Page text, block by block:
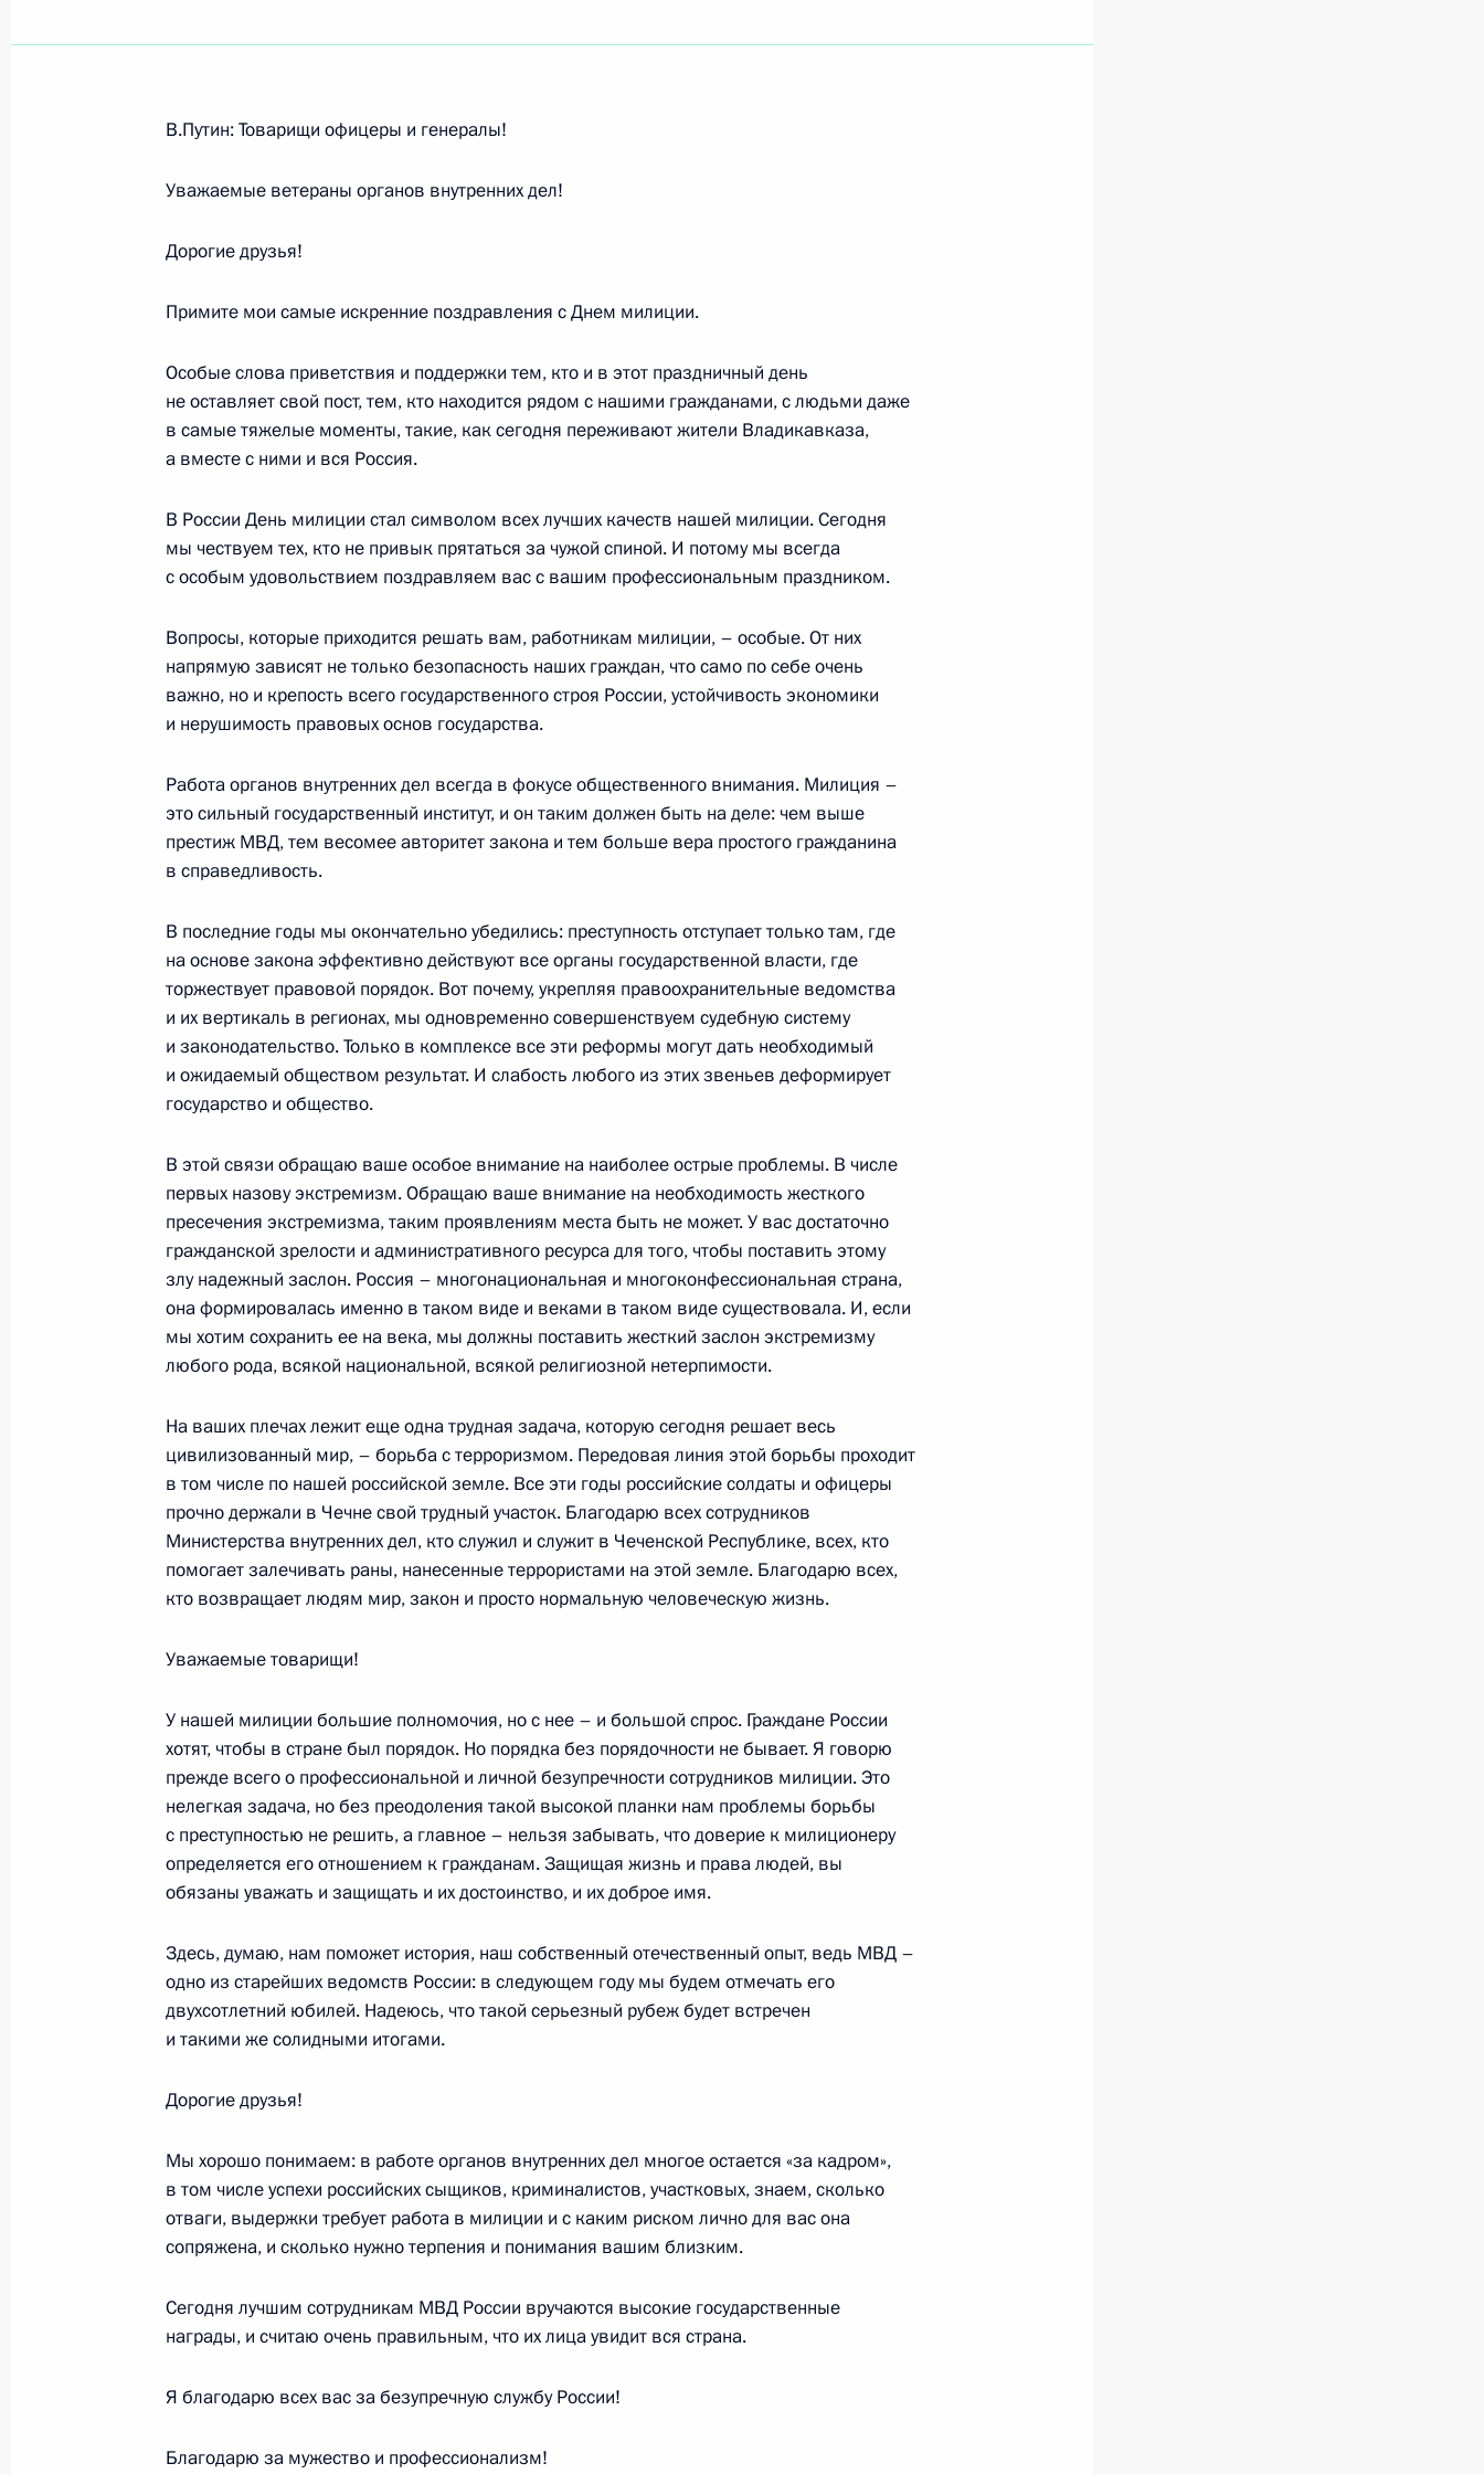
Вступительное слово на встрече с членами комитетов
Выступление на церемонии вручении государственных наград
22 ноября 2001 года, 00:01 Москва, Кремль
21 ноября 2001 года, среда
Вступительное слово на встрече с министрами обороны
государств – членов Содружества Независимых Государств
Выступление на открытии Гражданского форума
20 ноября 2001 года, вторник
развития газовой отрасли
20 ноября 2001 года, 00:02 Новый Уренгой
Вступительное слово на совещании по вопросам развития
газовой отрасли
20 ноября 2001 года, 00:01 Новый Уренгой
19 ноября 2001 года, понедельник
Выдержки из стенографического отчета о совместной пресс-
конференции с Президентом Молдавии Владимиром Ворониным
19 ноября 2001 года, 00:03 Москва, Кремль
Начало встречи с Президентом Молдавии Владимиром
Ворониным
19 ноября 2001 года, 00:02 Москва, Кремль
16 ноября 2001 года, пятница
Интервью американской радиостанции «Нэшнл паблик рэдио»
16 ноября 2001 года, 00:00 Нью-Йорк
15 ноября 2001 года, четверг
Встреча с учащимися средней школы города Кроуфорда
15 ноября 2001 года, 00:00 Штат Техас, Кроуфорд
14 ноября 2001 года, среда
Выступление и ответы на вопросы в Университете Райса
Выступление перед представителями общественно-политических
14 ноября 2001 года, 00:01 Вашингтон
В.Путин: Товарищи офицеры и генералы!
Уважаемые ветераны органов внутренних дел!
Дорогие друзья!
Примите мои самые искренние поздравления с Днем милиции.
Особые слова приветствия и поддержки тем, кто и в этот праздничный день
не оставляет свой пост, тем, кто находится рядом с нашими гражданами, с людьми даже
в самые тяжелые моменты, такие, как сегодня переживают жители Владикавказа,
а вместе с ними и вся Россия.
В России День милиции стал символом всех лучших качеств нашей милиции. Сегодня
мы чествуем тех, кто не привык прятаться за чужой спиной. И потому мы всегда
с особым удовольствием поздравляем вас с вашим профессиональным праздником.
Вопросы, которые приходится решать вам, работникам милиции, – особые. От них
напрямую зависят не только безопасность наших граждан, что само по себе очень
важно, но и крепость всего государственного строя России, устойчивость экономики
и нерушимость правовых основ государства.
Работа органов внутренних дел всегда в фокусе общественного внимания. Милиция –
это сильный государственный институт, и он таким должен быть на деле: чем выше
престиж МВД, тем весомее авторитет закона и тем больше вера простого гражданина
в справедливость.
В последние годы мы окончательно убедились: преступность отступает только там, где
на основе закона эффективно действуют все органы государственной власти, где
торжествует правовой порядок. Вот почему, укрепляя правоохранительные ведомства
и их вертикаль в регионах, мы одновременно совершенствуем судебную систему
и законодательство. Только в комплексе все эти реформы могут дать необходимый
и ожидаемый обществом результат. И слабость любого из этих звеньев деформирует
государство и общество.
В этой связи обращаю ваше особое внимание на наиболее острые проблемы. В числе
первых назову экстремизм. Обращаю ваше внимание на необходимость жесткого
пресечения экстремизма, таким проявлениям места быть не может. У вас достаточно
гражданской зрелости и административного ресурса для того, чтобы поставить этому
злу надежный заслон. Россия – многонациональная и многоконфессиональная страна,
она формировалась именно в таком виде и веками в таком виде существовала. И, если
мы хотим сохранить ее на века, мы должны поставить жесткий заслон экстремизму
любого рода, всякой национальной, всякой религиозной нетерпимости.
На ваших плечах лежит еще одна трудная задача, которую сегодня решает весь
цивилизованный мир, – борьба с терроризмом. Передовая линия этой борьбы проходит
в том числе по нашей российской земле. Все эти годы российские солдаты и офицеры
прочно держали в Чечне свой трудный участок. Благодарю всех сотрудников
Министерства внутренних дел, кто служил и служит в Чеченской Республике, всех, кто
помогает залечивать раны, нанесенные террористами на этой земле. Благодарю всех,
кто возвращает людям мир, закон и просто нормальную человеческую жизнь.
Уважаемые товарищи!
У нашей милиции большие полномочия, но с нее – и большой спрос. Граждане России
хотят, чтобы в стране был порядок. Но порядка без порядочности не бывает. Я говорю
прежде всего о профессиональной и личной безупречности сотрудников милиции. Это
нелегкая задача, но без преодоления такой высокой планки нам проблемы борьбы
с преступностью не решить, а главное – нельзя забывать, что доверие к милиционеру
определяется его отношением к гражданам. Защищая жизнь и права людей, вы
обязаны уважать и защищать и их достоинство, и их доброе имя.
Здесь, думаю, нам поможет история, наш собственный отечественный опыт, ведь МВД –
одно из старейших ведомств России: в следующем году мы будем отмечать его
двухсотлетний юбилей. Надеюсь, что такой серьезный рубеж будет встречен
и такими же солидными итогами.
Дорогие друзья!
Мы хорошо понимаем: в работе органов внутренних дел многое остается «за кадром»,
в том числе успехи российских сыщиков, криминалистов, участковых, знаем, сколько
отваги, выдержки требует работа в милиции и с каким риском лично для вас она
сопряжена, и сколько нужно терпения и понимания вашим близким.
Сегодня лучшим сотрудникам МВД России вручаются высокие государственные
награды, и считаю очень правильным, что их лица увидит вся страна.
Я благодарю всех вас за безупречную службу России!
Благодарю за мужество и профессионализм!